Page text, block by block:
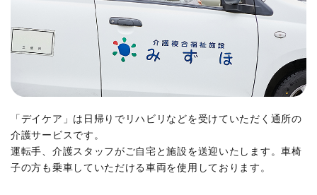
「デイケア」は日帰りでリハビリなどを受けていただく通所の
介護サービスです。
運転手、介護スタッフがご自宅と施設を送迎いたします。車椅
子の方も乗車していただける車両を使用しております。